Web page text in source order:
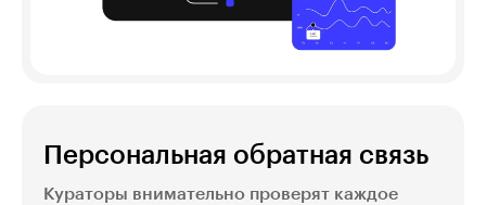
Персональная обратная связь
Кураторы внимательно проверят каждое